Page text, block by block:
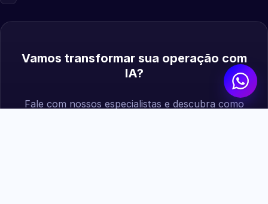
Vamos transformar sua operação com
IA?
Fale com nossos especialistas e descubra como